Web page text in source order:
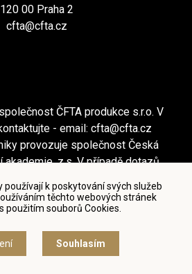
k poskytování svých služeb
těchto webových stránek
použitím souborů Cookies.
Souhlasím
120 00 Praha 2
cfta@cfta.cz
ČFTA produkce s.r.o. V
- email: cfta@cfta.cz
provozuje společnost Česká
z.s. V případě dotazů
ochrany osobních údajů
cookies